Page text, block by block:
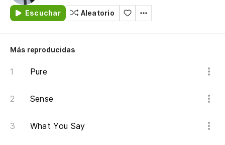
Escuchar Aleatorio
Más reproducidas
Pure
Sense
What You Say